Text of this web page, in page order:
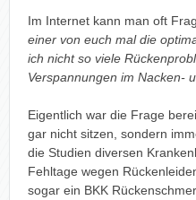
Im Internet kann man oft
einer von euch mal die
ich nicht so viele
Verspannungen im Nacken-
Eigentlich war die Frage
gar nicht sitzen, sondern
die Studien diversen
Fehltage wegen
sogar ein BKK